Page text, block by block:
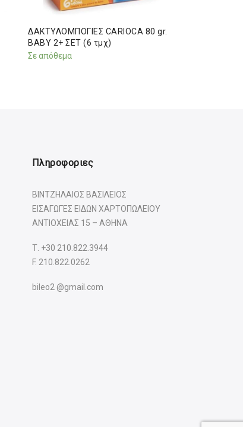
ΔΑΚΤΥΛΟΜΠΟΓΙΕΣ CARIOCA 80 gr.
BABY 2+ ΣΕΤ (6 τμχ)
Σε απόθεμα
Πληροφοριες
ΒΙΝΤΖΗΛΑΙΟΣ ΒΑΣΙΛΕΙΟΣ
ΕΙΣΑΓΩΓΕΣ ΕΙΔΩΝ ΧΑΡΤΟΠΩΛΕΙΟΥ
ΑΝΤΙΟΧΕΙΑΣ 15 – ΑΘΗΝΑ
Τ. +30 210.822.3944
F. 210.822.0262
bileo2 @gmail.com